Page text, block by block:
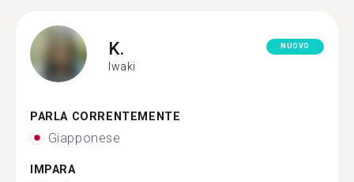
K.
Iwaki
NUOVO
PARLA CORRENTEMENTE
Giapponese
IMPARA